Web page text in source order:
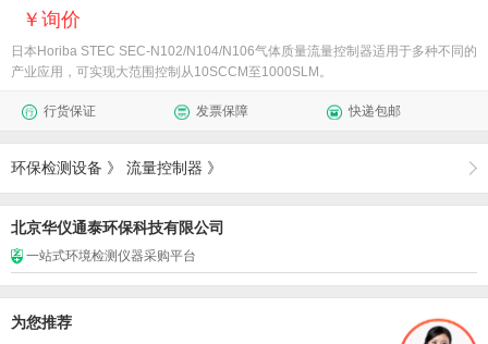
询价
日本Horiba STEC SEC-N102/N104/N106气体质量流量控制器适用于多种不同的
产业应用，可实现大范围控制从10SCCM至1000SLM。
行货保证 发票保障 快递包邮
环保检测设备 》 流量控制器 》
北京华仪通泰环保科技有限公司
一站式环境检测仪器采购平台
为您推荐